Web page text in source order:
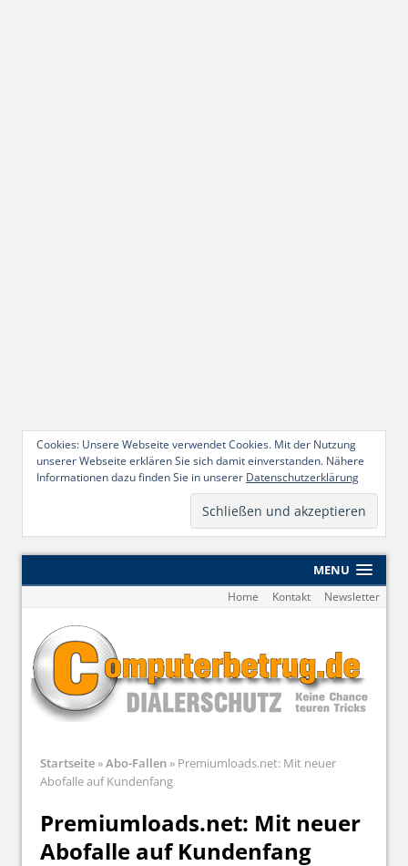
Cookies: Unsere Webseite verwendet Cookies. Mit der Nutzung
unserer Webseite erklären Sie sich damit einverstanden. Nähere
Informationen dazu finden Sie in unserer Datenschutzerklärung
MENU
Home Kontakt Newsletter
Startseite»Abo-Fallen» Premiumloads.net: Mit neuer
Abofalle auf Kundenfang
Premiumloads.net: Mit neuer
Abofalle auf Kundenfang